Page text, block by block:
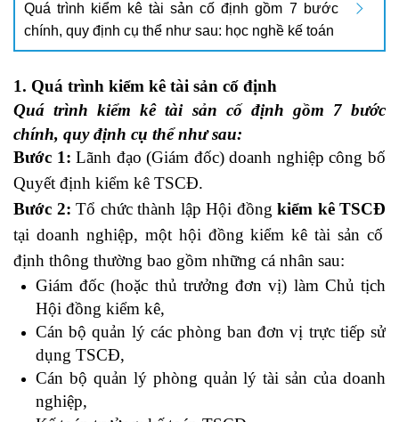
Quá trình kiểm kê tài sản cố định gồm 7 bước
chính, quy định cụ thể như sau: học nghề kế toán
1. Quá trình kiểm kê tài sản cố định
Quá trình kiểm kê tài sản cố định gồm 7 bước
chính, quy định cụ thể như sau:
Bước 1: Lãnh đạo (Giám đốc) doanh nghiệp công bố
Quyết định kiểm kê TSCĐ.
Bước 2: Tổ chức thành lập Hội đồng kiểm kê TSCĐ
tại doanh nghiệp, một hội đồng kiểm kê tài sản cố
định thông thường bao gồm những cá nhân sau:
Giám đốc (hoặc thủ trưởng đơn vị) làm Chủ tịch
Hội đồng kiểm kê,
Cán bộ quản lý các phòng ban đơn vị trực tiếp sử
dụng TSCĐ,
Cán bộ quản lý phòng quản lý tài sản của doanh
nghiệp,